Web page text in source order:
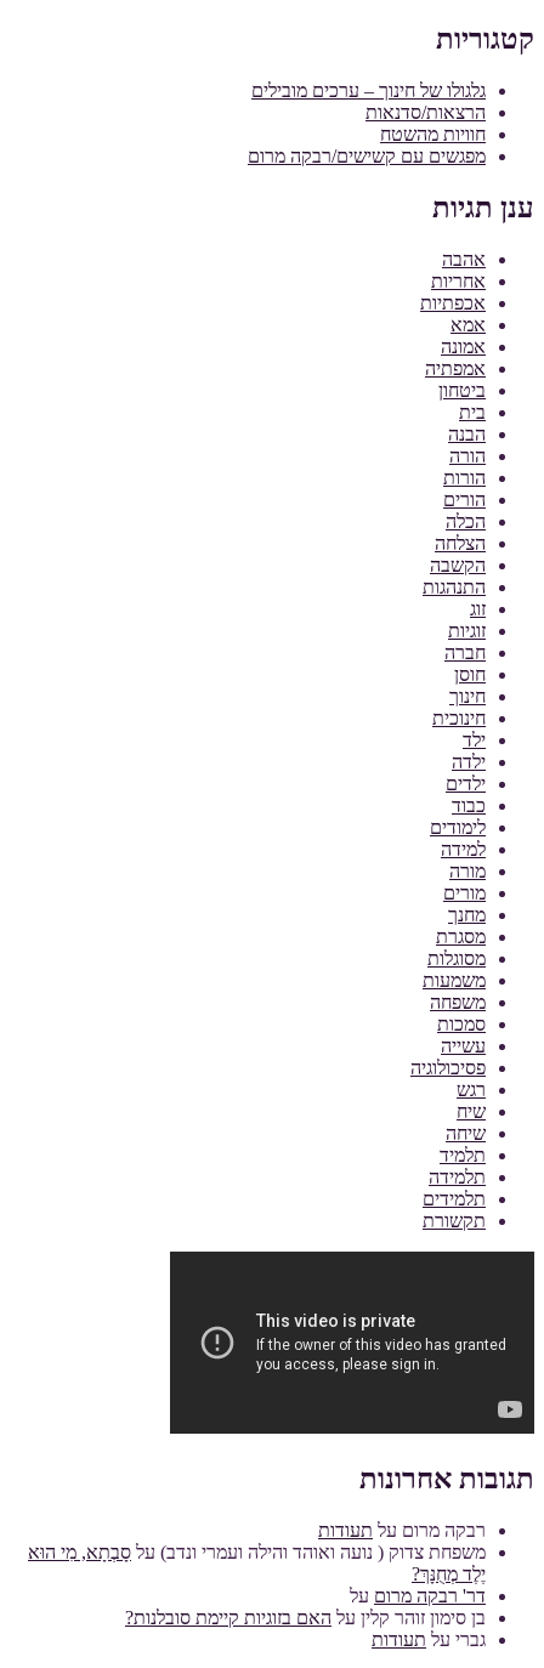
קטגוריות
גלגולו של חינוך – ערכים מובילים
הרצאות/סדנאות
חוויות מהשטח
מפגשים עם קשישים/רבקה מרום
ענן תגיות
אהבה
אחריות
אכפתיות
אמא
אמונה
אמפתיה
ביטחון
בית
הבנה
הורה
הורות
הורים
הכלה
הצלחה
הקשבה
התנהגות
זוג
זוגיות
חברה
חוסן
חינוך
חינוכית
ילד
ילדה
ילדים
כבוד
לימודים
למידה
מורה
מורים
מחנך
מסגרת
מסוגלות
משמעות
משפחה
סמכות
עשייה
פסיכולוגיה
רגש
שיח
שיחה
תלמיד
תלמידה
תלמידים
תקשורת
תגובות אחרונות
רבקה מרום על תעודות
משפחת צדוק ( נועה ואוהד והילה ועמרי ונדב) על סָבְתָא, מִי הוּא
יֶלֶד מְחֻנָּךְ?
דר' רבקה מרום על
בן סימון זוהר קלין על האם בזוגיות קיימת סובלנות?
גברי על תעודות